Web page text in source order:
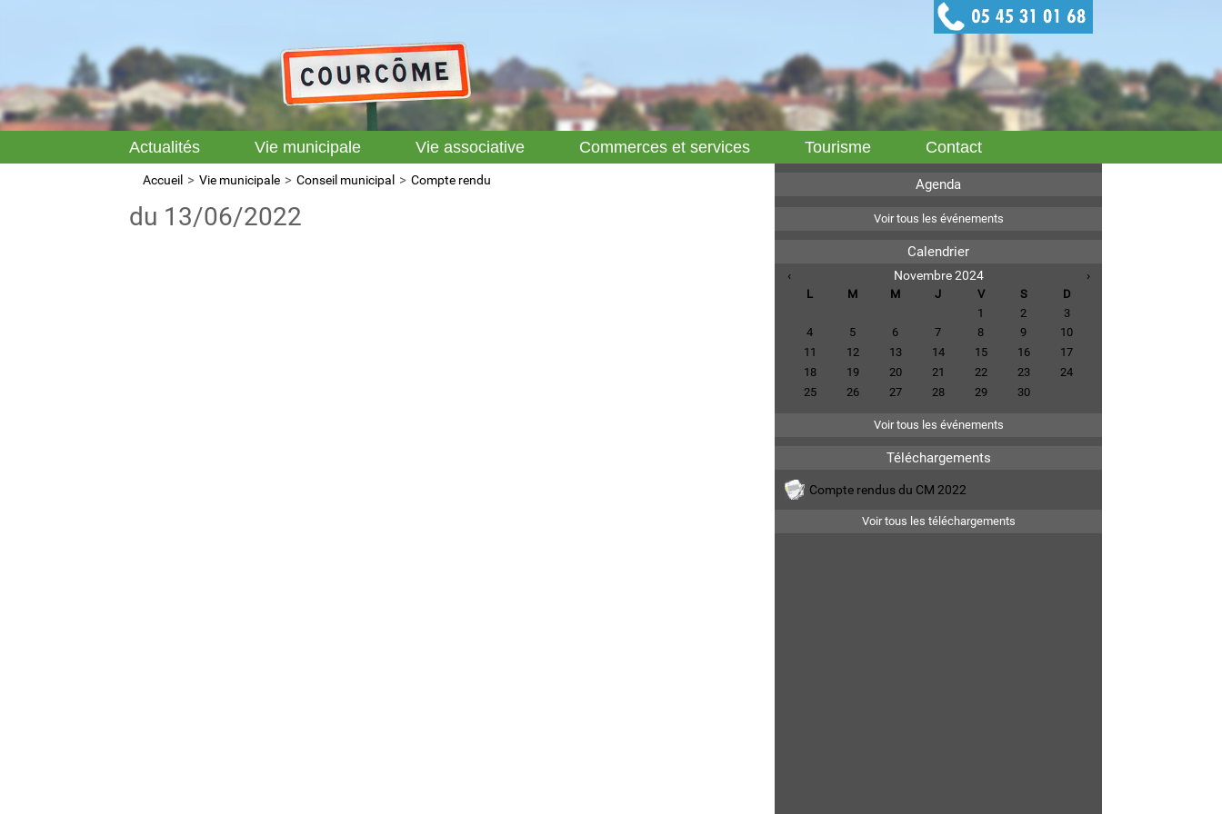
Actualités Vie municipale Vie associative Commerces et services Tourisme Contact
Accueil Vie municipale Conseil municipal Compte rendu
du 13/06/2022
Agenda
Voir tous les événements
Calendrier
‹ Novembre 2024 ›
L M M J V S
D
1
2
3
4
5 6 7 8 9
10
11
12 13 14 15 16
17
18
19 20 21 22 23
24
25
26 27 28 29 30
Voir tous les événements
Téléchargements
Compte rendus du CM 2022
Voir tous les téléchargements